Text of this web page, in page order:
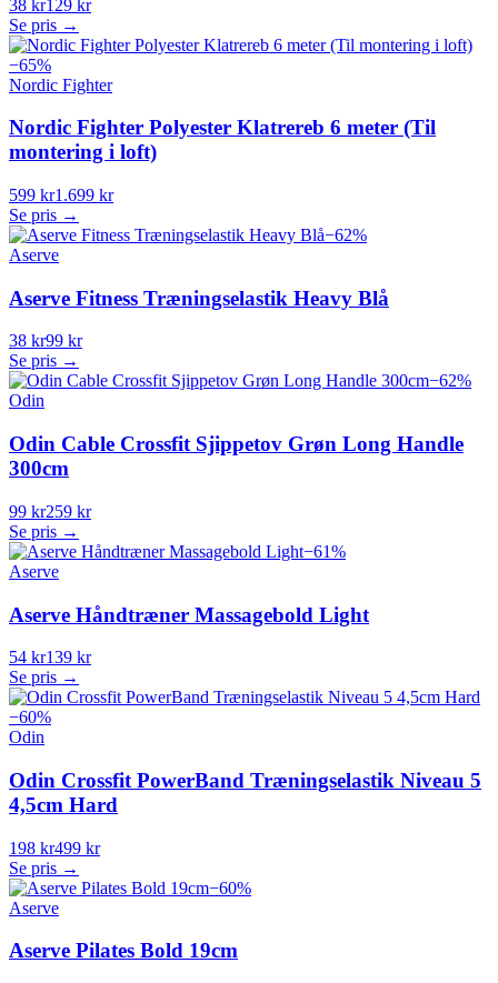
38 kr129 kr
Se pris →
−65%
Nordic Fighter
Nordic Fighter Polyester Klatrereb 6 meter (Til
montering i loft)
599 kr1.699 kr
Se pris →
−62%
Aserve
Aserve Fitness Træningselastik Heavy Blå
38 kr99 kr
Se pris →
−62%
Odin
Odin Cable Crossfit Sjippetov Grøn Long Handle
300cm
99 kr259 kr
Se pris →
−61%
Aserve
Aserve Håndtræner Massagebold Light
54 kr139 kr
Se pris →
−60%
Odin
Odin Crossfit PowerBand Træningselastik Niveau 5
4,5cm Hard
198 kr499 kr
Se pris →
−60%
Aserve
Aserve Pilates Bold 19cm